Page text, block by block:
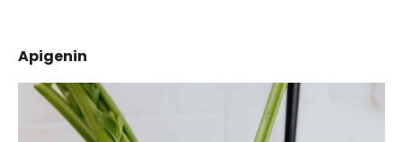
Apigenin